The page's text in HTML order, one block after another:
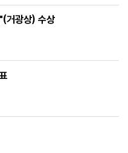
거광상) 수상